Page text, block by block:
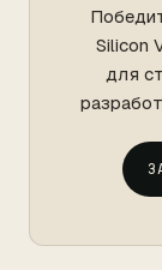
Silicon
для